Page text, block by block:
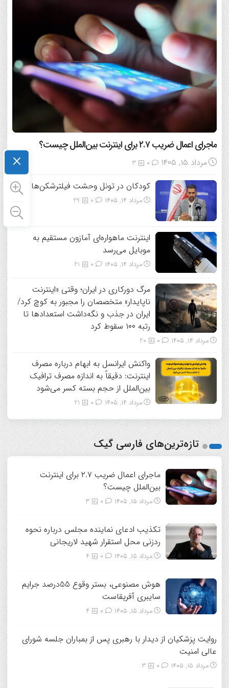
ماجرای اعمال ضریب ۲.۷ برای اینترنت بین‌الملل چیست؟
مرداد ۱۵, ۱۴۰۵ 3
کودکان در تونل وحشت فیلترشکن‌ها
مرداد ۱۴, ۱۴۰۵ 29
اینترنت ماهواره‌ای آمازون مستقیم به
موبایل می‌رسد
مرداد ۱۴, ۱۴۰۵ 21
مرگ دورکاری در ایران؛ وقتی «اینترنت
ناپایدار» متخصصان را مجبور به کوچ کرد/
ایران در جذب و نگه‌داشت استعدادها تا
رتبه ۱۰۰ سقوط کرد
مرداد ۱۴, ۱۴۰۵ 20
واکنش ایرانسل به ابهام درباره مصرف
اینترنت: دقیقاً به اندازه مصرف ترافیک
بین‌الملل از حجم بسته کسر می‌شود
مرداد ۱۴, ۱۴۰۵ 21
تازه‌ترین‌های فارسی گیک
ماجرای اعمال ضریب ۲.۷ برای اینترنت
بین‌الملل چیست؟
مرداد ۱۵, ۱۴۰۵ 3
تکذیب ادعای نماینده مجلس درباره نحوه
ردزنی محل استقرار شهید لاریجانی
مرداد ۱۵, ۱۴۰۵ 4
هوش مصنوعی، بستر وقوع 55درصد جرایم
سایبری آفریقاست
مرداد ۱۵, ۱۴۰۵ 4
روایت پزشکیان از دیدار با رهبری پس از بمباران جلسه شورای
عالی امنیت
مرداد ۱۵, ۱۴۰۵ 3
×